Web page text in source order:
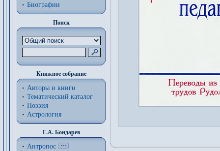
Биографии
Поиск
Книжное собрание
Авторы и книги
Тематический каталог
Поэзия
Астрология
Г.А. Бондарев
Антропос